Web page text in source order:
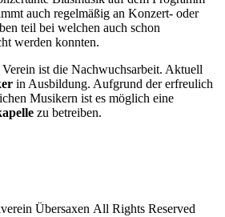
auch regelmäßig an Konzert- oder
teil bei welchen auch schon
werden konnten.
ist die Nachwuchsarbeit. Aktuell
in Ausbildung. Aufgrund der erfreulich
Musikern ist es möglich eine
zu betreiben.
Übersaxen All Rights Reserved